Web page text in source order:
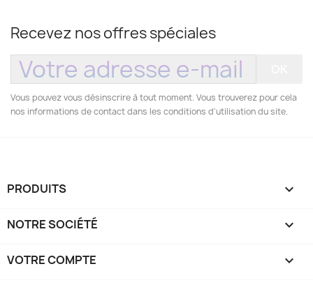
Recevez nos offres spéciales
Vous pouvez vous désinscrire à tout moment. Vous trouverez pour cela
nos informations de contact dans les conditions d'utilisation du site.
PRODUITS 
NOTRE SOCIÉTÉ 
VOTRE COMPTE 